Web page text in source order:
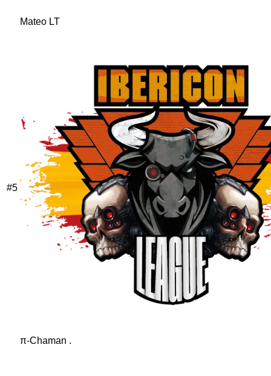
Mateo LT
#5
π-Chaman .